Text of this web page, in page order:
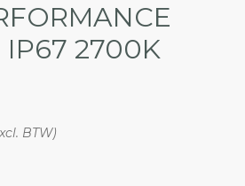
2700K
BTW)